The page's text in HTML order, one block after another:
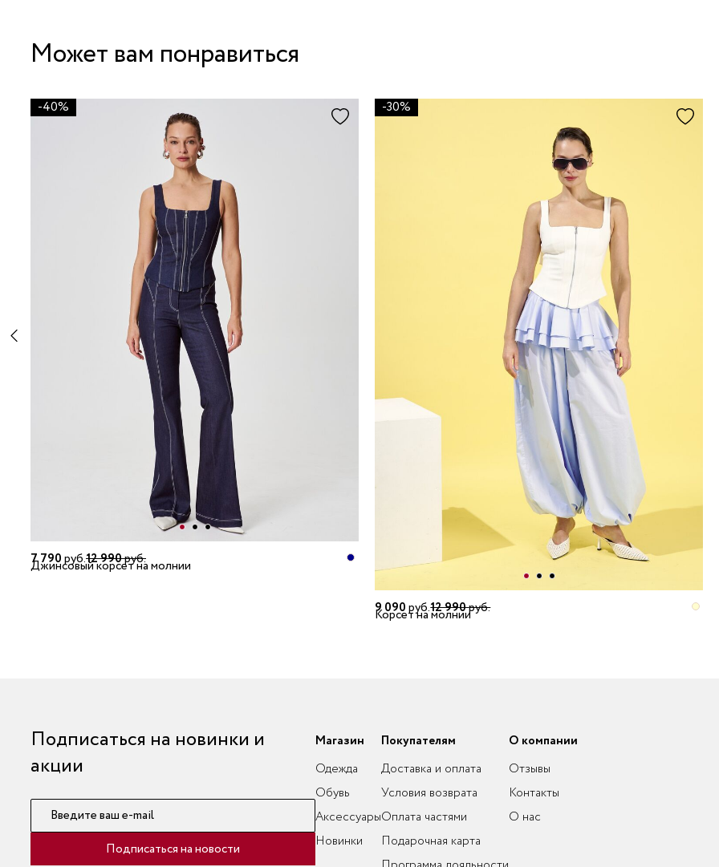
Может вам понравиться
-40%
7 790руб.12 990руб.
Джинсовый корсет на молнии
-30%
9 090руб.12 990руб.
Корсет на молнии
Подписаться на новинки и
акции
Введите ваш e-mail
Подписаться на новости
Магазин
Одежда
Обувь
Аксессуары
Новинки
Покупателям
Доставка и оплата
Условия возврата
Оплата частями
Подарочная карта
О компании
Отзывы
Контакты
О нас